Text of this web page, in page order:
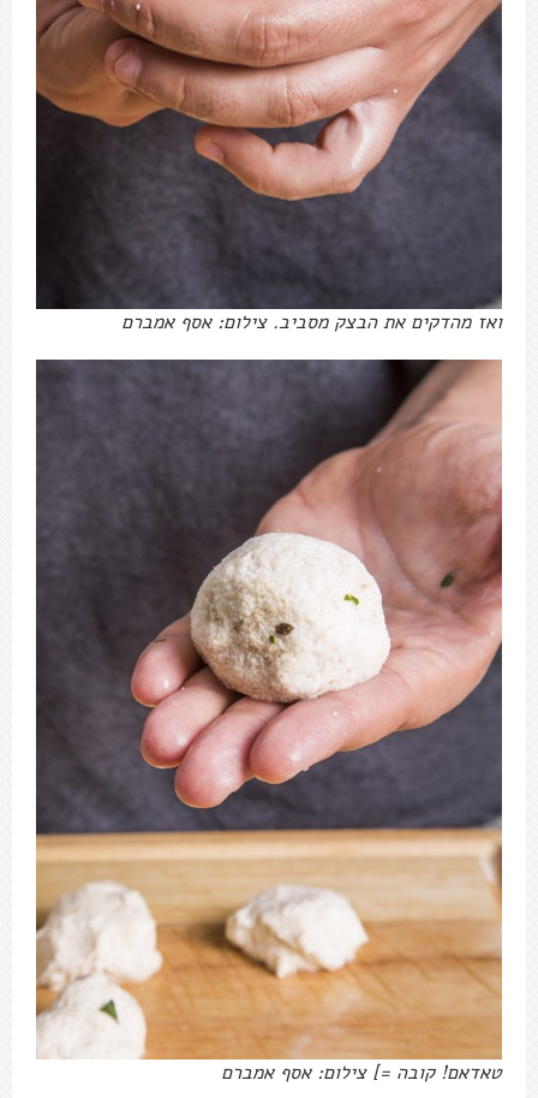
ואז מהדקים את הבצק מסביב. צילום: אסף אמברם
טאדאם! קובה =] צילום: אסף אמברם